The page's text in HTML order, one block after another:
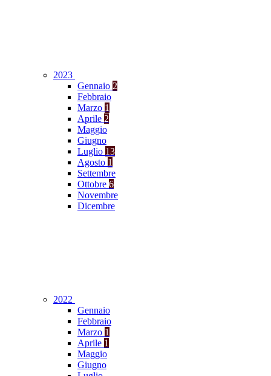
2023
Gennaio 2
Febbraio
Marzo 1
Aprile 2
Maggio
Giugno
Luglio 13
Agosto 1
Settembre
Ottobre 6
Novembre
Dicembre
2022
Gennaio
Febbraio
Marzo 1
Aprile 1
Maggio
Giugno